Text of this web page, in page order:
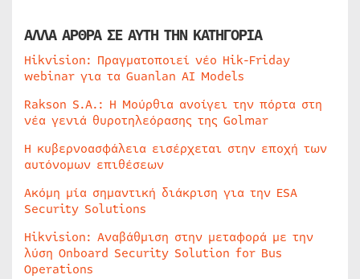
ΑΛΛΑ ΑΡΘΡΑ ΣΕ ΑΥΤΗ ΤΗΝ ΚΑΤΗΓΟΡΙΑ
Hikvision: Πραγματοποιεί νέο Hik-Friday
webinar για τα Guanlan AI Models
Rakson S.A.: Η Μούρθια ανοίγει την πόρτα στη
νέα γενιά θυροτηλεόρασης της Golmar
Η κυβερνοασφάλεια εισέρχεται στην εποχή των
αυτόνομων επιθέσεων
Ακόμη μία σημαντική διάκριση για την ESA
Security Solutions
Hikvision: Αναβάθμιση στην μεταφορά με την
λύση Onboard Security Solution for Bus
Operations